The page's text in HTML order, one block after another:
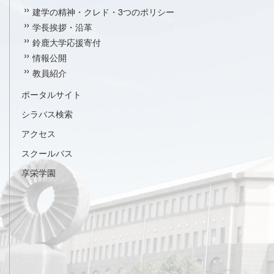
建学の精神・クレド・3つのポリシー
学長挨拶・沿革
鈴鹿大学応援寄付
情報公開
教員紹介
ポータルサイト
シラバス検索
アクセス
スクールバス
享栄学園